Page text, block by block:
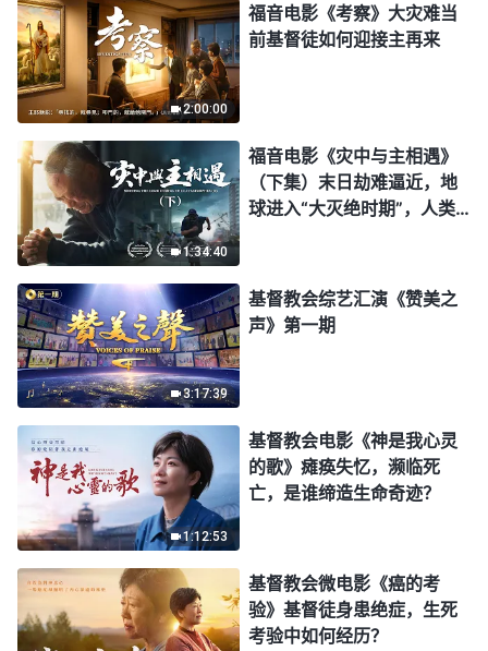
2:00:00
福音电影《考察》大灾难当
前基督徒如何迎接主再来
1:34:40
福音电影《灾中与主相遇》
（下集）末日劫难逼近，地
球进入“大灭绝时期”，人类
3:17:39
基督教会综艺汇演《赞美之
声》第一期
1:12:53
基督教会电影《神是我心灵
的歌》瘫痪失忆，濒临死
亡，是谁缔造生命奇迹？
基督教会微电影《癌的考
验》基督徒身患绝症，生死
考验中如何经历？